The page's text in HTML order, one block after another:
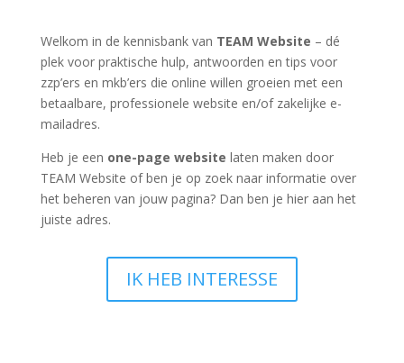
Welkom in de kennisbank van TEAM Website – dé
plek voor praktische hulp, antwoorden en tips voor
zzp’ers en mkb’ers die online willen groeien met een
betaalbare, professionele website en/of zakelijke e-
mailadres.
Heb je een one-page website laten maken door
TEAM Website of ben je op zoek naar informatie over
het beheren van jouw pagina? Dan ben je hier aan het
juiste adres.
IK HEB INTERESSE